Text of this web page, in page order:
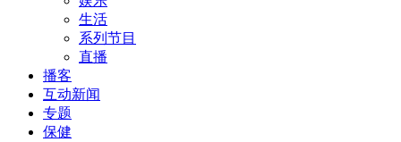
生活
系列节目
直播
播客
互动新闻
专题
保健